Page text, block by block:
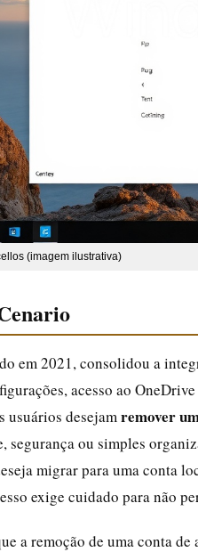
(imagem ilustrativa)
em 2021, consolidou a
acesso ao
usuários desejam remover
segurança ou simples
migrar para uma conta
exige cuidado para não
a remoção de uma conta